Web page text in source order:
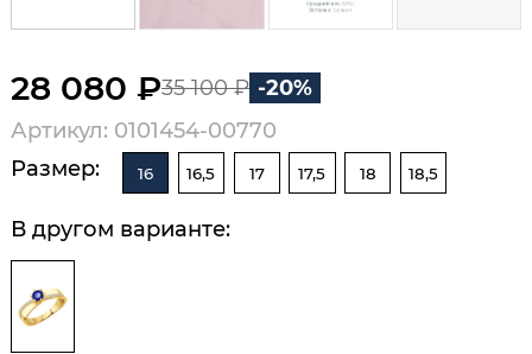
28 080 ₽35 100 ₽ -20%
Артикул: 0101454-00770
Размер:
16 16,5 17 17,5 18 18,5
В другом варианте: